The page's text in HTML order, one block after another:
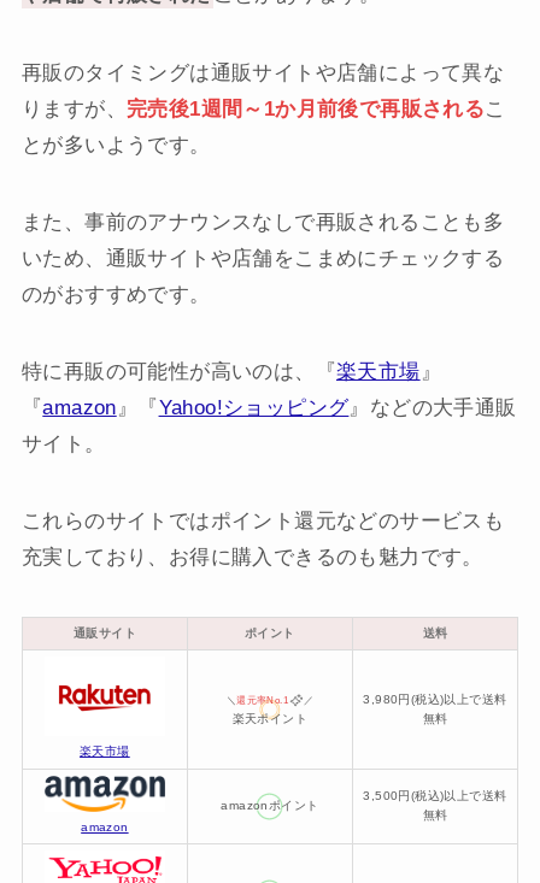
再販のタイミングは通販サイトや店舗によって異な
りますが、 完売後1週間～1か月前後で再販されるこ
とが多いようです。
また、事前のアナウンスなしで再販されることも多
いため、通販サイトや店舗をこまめにチェックする
のがおすすめです。
特に再販の可能性が高いのは、『楽天市場 』
『amazon 』『Yahoo!ショッピング』などの大手通販
サイト。
これらのサイトではポイント還元などのサービスも
充実しており、お得に購入できるのも魅力です。
通販サイト ポイント 送料
楽天市場
＼還元率No.1 ／
楽天ポイント
3,980円(税込)以上で送料
無料
amazon
amazonポイント
3,500円(税込)以上で送料
無料